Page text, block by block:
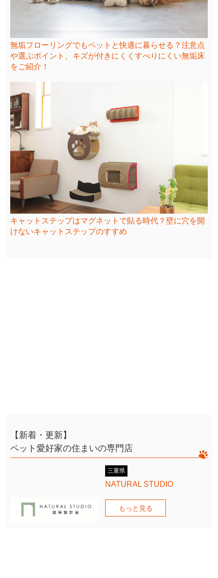
無垢フローリングでもペットと快適に暮らせる？注意点
や選ぶポイント、キズが付きにくくすべりにくい無垢床
をご紹介！
キャットステップはマグネットで貼る時代？壁に穴を開
けないキャットステップのすすめ
【新着・更新】
ペット愛好家の住まいの専門店
三重県
NATURAL STUDIO
もっと見る